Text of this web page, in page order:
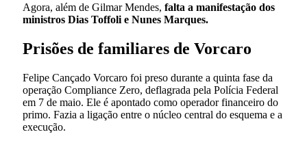
Agora, além de Gilmar Mendes, falta a manifestação dos
ministros Dias Toffoli e Nunes Marques.
Prisões de familiares de Vorcaro
Felipe Cançado Vorcaro foi preso durante a quinta fase da
operação Compliance Zero, deflagrada pela Polícia Federal
em 7 de maio. Ele é apontado como operador financeiro do
primo. Fazia a ligação entre o núcleo central do esquema e a
execução.